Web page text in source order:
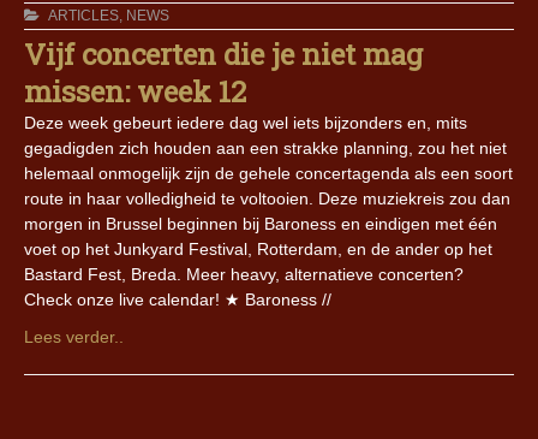
ARTICLES, NEWS
Vijf concerten die je niet mag
missen: week 12
Deze week gebeurt iedere dag wel iets bijzonders en, mits
gegadigden zich houden aan een strakke planning, zou het niet
helemaal onmogelijk zijn de gehele concertagenda als een soort
route in haar volledigheid te voltooien. Deze muziekreis zou dan
morgen in Brussel beginnen bij Baroness en eindigen met één
voet op het Junkyard Festival, Rotterdam, en de ander op het
Bastard Fest, Breda. Meer heavy, alternatieve concerten?
Check onze live calendar! ★ Baroness //
Lees verder..